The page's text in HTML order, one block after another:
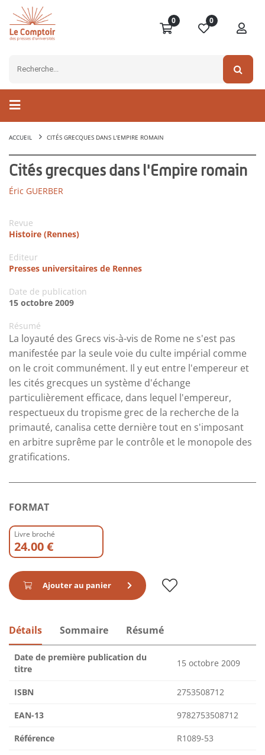
0 0
ACCUEIL CITÉS GRECQUES DANS L'EMPIRE ROMAIN
Cités grecques dans l'Empire romain
Éric GUERBER
Revue
Histoire (Rennes)
Editeur
Presses universitaires de Rennes
Date de publication
15 octobre 2009
Résumé
La loyauté des Grecs vis-à-vis de Rome ne s'est pas
manifestée par la seule voie du culte impérial comme
on le croit communément. Il y eut entre l'empereur et
les cités grecques un système d'échange
particulièrement efficace, dans lequel l'empereur,
respectueux du tropisme grec de la recherche de la
primauté, canalisa cette dernière tout en s'imposant
en arbitre suprême par le contrôle et le monopole des
gratifications.
FORMAT
Livre broché
24.00 €
Ajouter au panier
Détails Sommaire Résumé
Date de première publication du
titre
15 octobre 2009
ISBN 2753508712
EAN-13 9782753508712
Référence R1089-53